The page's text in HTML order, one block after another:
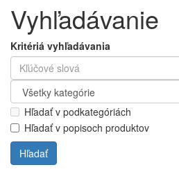
Vyhľadávanie
Kritériá vyhľadávania
Hľadať v podkategóriách
Hľadať v popisoch produktov